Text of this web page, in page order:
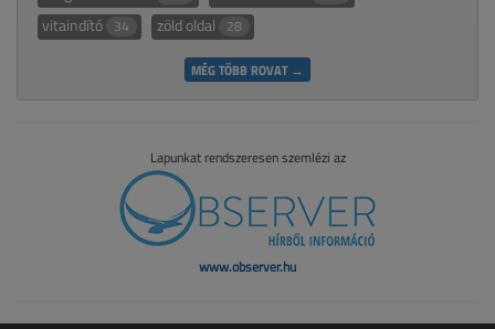
vitaindító 34 zöld oldal 28
MÉG TÖBB ROVAT →
Lapunkat rendszeresen szemlézi az
www.observer.hu